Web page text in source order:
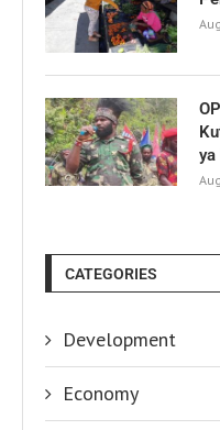
ya
CATEGORIES
Development
Economy